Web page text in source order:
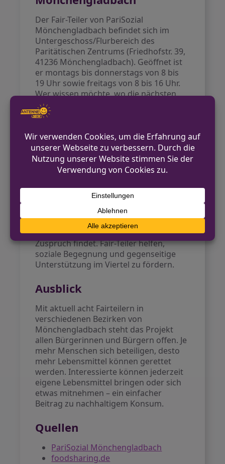
Der Fair-Teiler von PariSozial
Mönchengladbach befindet sich im
Untergeschoss/Flurbereich des
Paritätischen Zentrums (Friedhofstr. 39,
41236 Mönchengladbach). Geöffnet ist
er montags bis donnerstags von 8 bis
19 Uhr sowie freitags von 8 bis 16 Uhr.
Wer wissen möchte, wo die nächsten
Fair-Teiler im Stadtgebiet zu finden sind,
findet die Standorte online auf der
Einordnung für NRW
Die Idee der Fair-Teiler ist in vielen
weiter. Das Modell steht für
bürgerschaftliches Engagement und
nachhaltigen Umgang mit Ressourcen,
ein Thema, das besonders auch an
Schulen und in Familien immer mehr
Zuspruch findet. Fair-Teiler helfen,
soziale Begegnung und gegenseitige
Unterstützung im Viertel zu fördern.
Ausblick
Mit aktuell acht Fairteilern in
verschiedenen Bezirken von
Mönchengladbach steht das Projekt
allen Bürgerinnen und Bürgern offen. Je
mehr Menschen sich beteiligen, desto
mehr Lebensmittel können gerettet
werden. Interessierte können jederzeit
eigene Lebensmittel bringen oder sich
etwas mitnehmen – ein einfacher
Beitrag zu nachhaltigem Konsum.
Quellen
PariSozial Mönchengladbach
foodsharing.de